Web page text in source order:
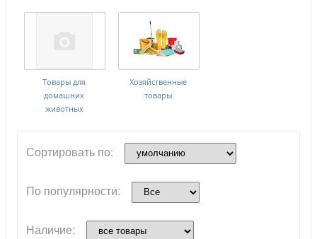
Товары для
домашних
животных
Хозяйственные
товары
Сортировать по:
По популярности:
Наличие: